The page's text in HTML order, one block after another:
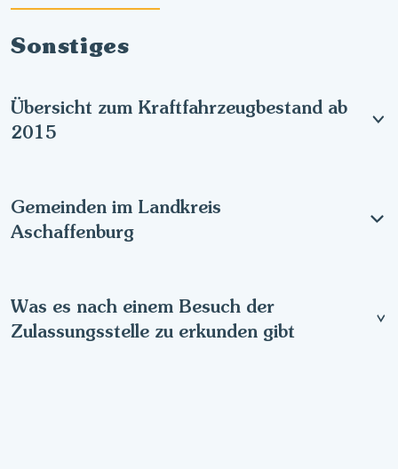
Sonstiges
Übersicht zum Kraftfahrzeugbestand ab
2015
Gemeinden im Landkreis
Aschaffenburg
Was es nach einem Besuch der
Zulassungsstelle zu erkunden gibt